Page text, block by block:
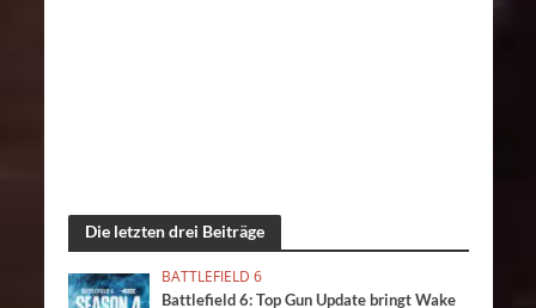
Die letzten drei Beiträge
BATTLEFIELD 6
Battlefield 6: Top Gun Update bringt Wake